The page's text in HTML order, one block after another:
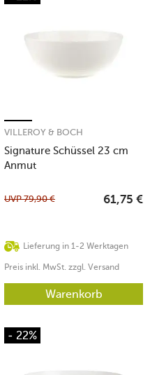
Signature Schüssel 23 cm
Anmut
VILLEROY & BOCH
Lieferung in 1-2 Werktagen
UVP79,90 € 61,75 €
Preis inkl. MwSt. zzgl. Versand
Warenkorb
- 22%